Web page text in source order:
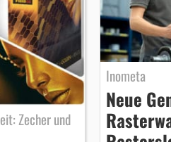
Zecher und
Inometa
Neue